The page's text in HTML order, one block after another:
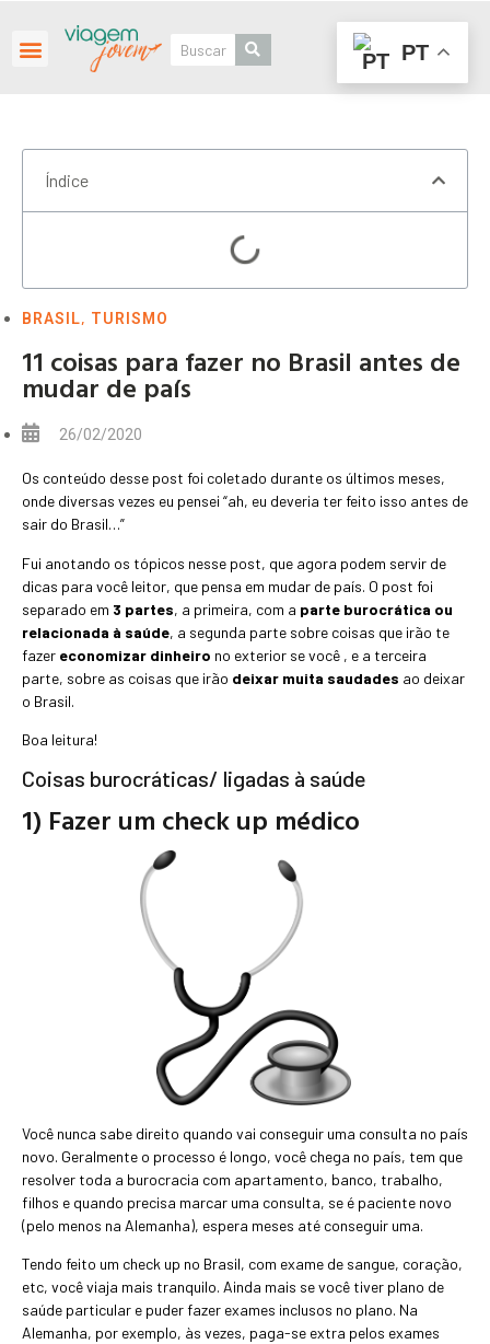
Índice
BRASIL, TURISMO
11 coisas para fazer no Brasil antes de
mudar de país
26/02/2020
Os conteúdo desse post foi coletado durante os últimos meses,
onde diversas vezes eu pensei “ah, eu deveria ter feito isso antes de
sair do Brasil…”
Fui anotando os tópicos nesse post, que agora podem servir de
dicas para você leitor, que pensa em mudar de país. O post foi
separado em 3 partes, a primeira, com a parte burocrática ou
relacionada à saúde, a segunda parte sobre coisas que irão te
fazer economizar dinheiro no exterior se você , e a terceira
parte, sobre as coisas que irão deixar muita saudades ao deixar
o Brasil.
Boa leitura!
Coisas burocráticas/ ligadas à saúde
1) Fazer um check up médico
Você nunca sabe direito quando vai conseguir uma consulta no país
novo. Geralmente o processo é longo, você chega no país, tem que
resolver toda a burocracia com apartamento, banco, trabalho,
filhos e quando precisa marcar uma consulta, se é paciente novo
(pelo menos na Alemanha), espera meses até conseguir uma.
Tendo feito um check up no Brasil, com exame de sangue, coração,
etc, você viaja mais tranquilo. Ainda mais se você tiver plano de
saúde particular e puder fazer exames inclusos no plano. Na
Alemanha, por exemplo, às vezes, paga-se extra pelos exames
PT